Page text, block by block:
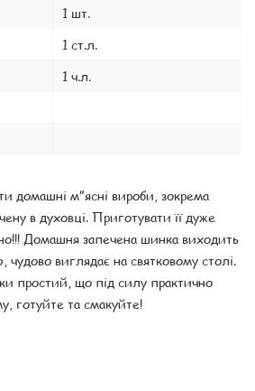
1 шт.
1 ст.л.
1 ч.л.
домашні м”ясні вироби, зокрема
в духовці. Приготувати її дуже
Домашня запечена шинка виходить
виглядає на святковому столі.
простий, що під силу практично
готуйте та смакуйте!